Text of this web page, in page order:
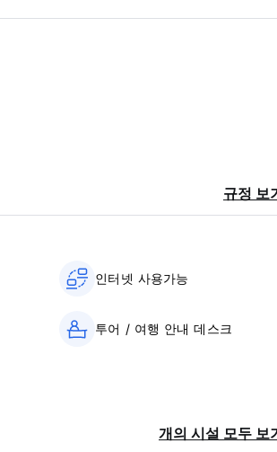
규정 보
인터넷 사용가능
투어 / 여행 안내 데스크
개의 시설 모두 보